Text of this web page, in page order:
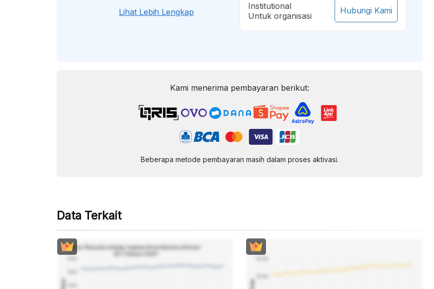
Lihat Lebih Lengkap
Institutional
Untuk organisasi
Hubungi Kami
Kami menerima pembayaran berikut:
Beberapa metode pembayaran masih dalam proses aktivasi.
Data Terkait